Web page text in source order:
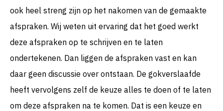
ook heel streng zijn op het nakomen van de gemaakte
afspraken. Wij weten uit ervaring dat het goed werkt
deze afspraken op te schrijven en te laten
ondertekenen. Dan liggen de afspraken vast en kan
daar geen discussie over ontstaan. De gokverslaafde
heeft vervolgens zelf de keuze alles te doen of te laten
om deze afspraken na te komen. Dat is een keuze en